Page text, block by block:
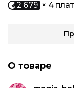
2 679 × 4
О товаре